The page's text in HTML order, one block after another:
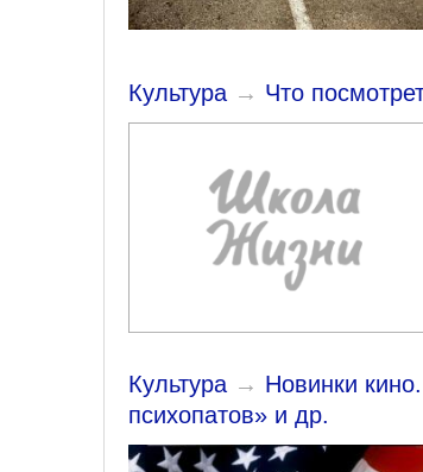
Культура → Что
Культура → Новинки
психопатов» и др.